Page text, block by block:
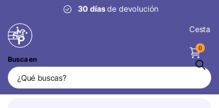
30 díasde devolución
Busca en
Cesta
0
Papel Confeti de Mesa Italia 150uds.
Vendedor WeFiesta